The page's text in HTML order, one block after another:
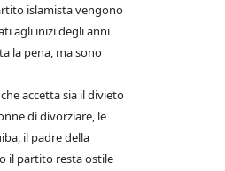
islamista vengono
agli inizi degli anni
la pena, ma sono
accetta sia il divieto
di divorziare, le
il padre della
il partito resta ostile